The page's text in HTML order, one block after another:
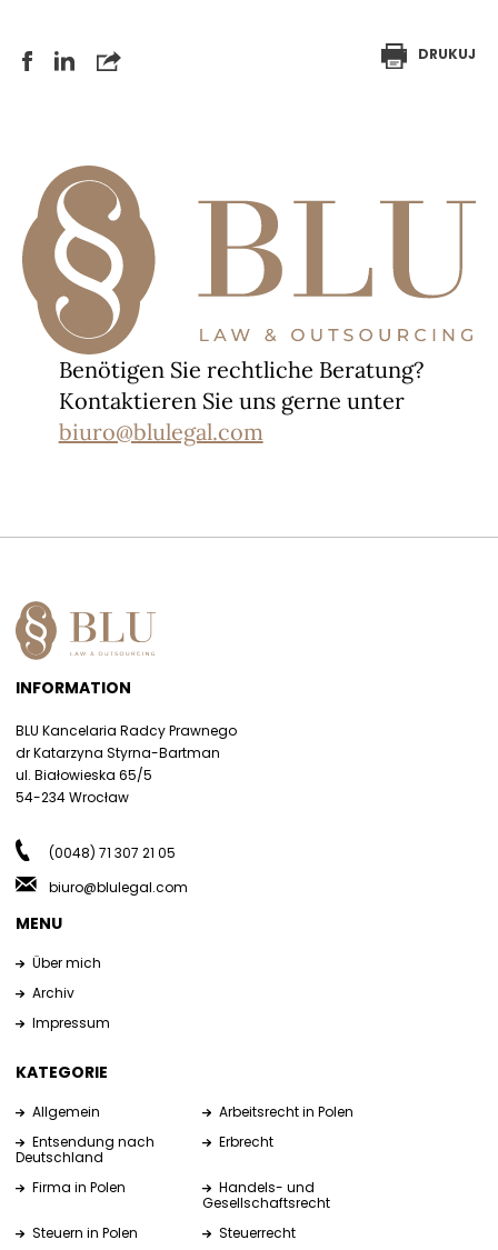
DRUKUJ
Benötigen Sie rechtliche Beratung?
Kontaktieren Sie uns gerne unter
biuro@blulegal.com
INFORMATION
BLU Kancelaria Radcy Prawnego
dr Katarzyna Styrna-Bartman
ul. Białowieska 65/5
54-234 Wrocław
(0048) 71 307 21 05
biuro@blulegal.com
MENU
Über mich
Archiv
Impressum
KATEGORIE
Allgemein
Arbeitsrecht in Polen
Entsendung nach
Deutschland
Erbrecht
Firma in Polen
Handels- und
Gesellschaftsrecht
Steuern in Polen
Steuerrecht